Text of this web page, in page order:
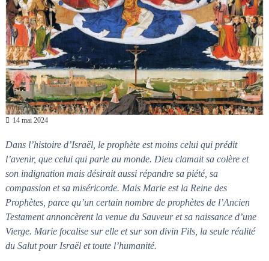
n
s
a
i
t
l
e
s
n
œ
u
d
14 mai 2024
Dans l’histoire d’Israël, le prophète est moins celui qui prédit
l’avenir, que celui qui parle au monde. Dieu clamait sa colère et
son indignation mais désirait aussi répandre sa piété, sa
compassion et sa miséricorde. Mais Marie est la Reine des
Prophètes, parce qu’un certain nombre de prophètes de l’Ancien
Testament annoncèrent la venue du Sauveur et sa naissance d’une
Vierge. Marie focalise sur elle et sur son divin Fils, la seule réalité
du Salut pour Israël et toute l’humanité.